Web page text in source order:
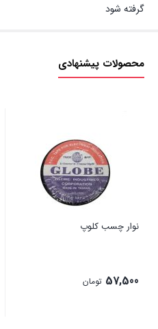
گرفته شود
محصولات پیشنهادی
نوار چسب کلوپ
57,500 تومان